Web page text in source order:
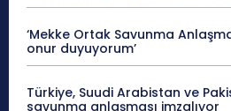
‘Mekke Ortak Savunma
onur duyuyorum’
Türkiye, Suudi Arabistan ve
savunma anlaşması imzalıyor